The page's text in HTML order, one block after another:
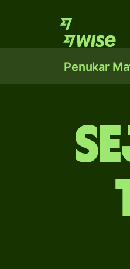
Penukar